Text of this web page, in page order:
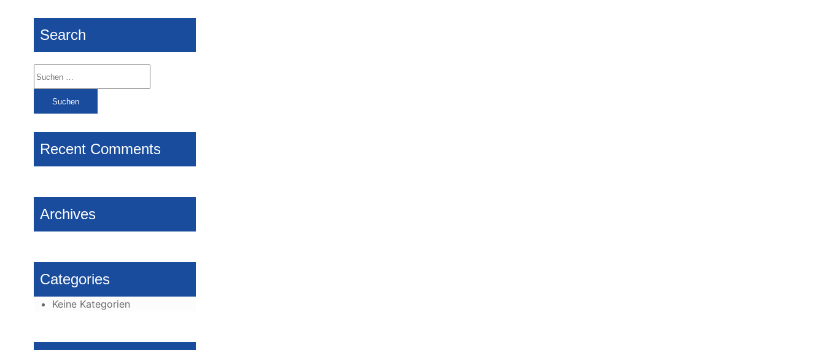
Search
Suchen
nach:
Recent Comments
Archives
Categories
Keine Kategorien